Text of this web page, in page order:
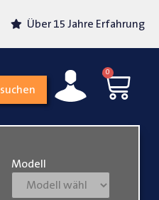
Über 15 Jahre Erfahrung
suchen
0
Modell